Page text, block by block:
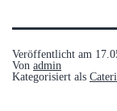
Veröffentlicht am
Von admin
Kategorisiert als